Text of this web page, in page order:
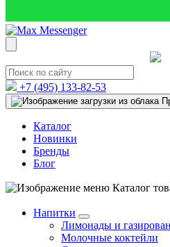
+7 (495) 133-82-53
Каталог
Новинки
Бренды
Блог
Каталог
Напитки
Лимонады и
Молочные коктейли